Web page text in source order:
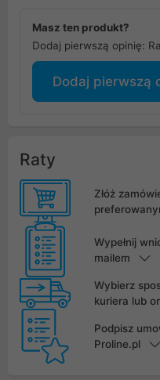
Masz ten produkt?
Dodaj pierwszą opinię:
Dodaj pierwszą
Raty
Złóż
Wypełnij
mailem
Wybierz
kuriera lub
Podpisz
Proline.pl